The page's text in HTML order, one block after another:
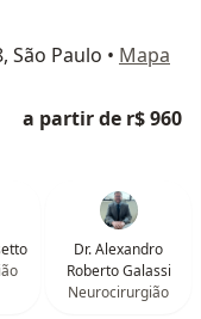
São Paulo • Mapa
a partir de r$ 960
Dr. Alexandro
Roberto Galassi
Neurocirurgião